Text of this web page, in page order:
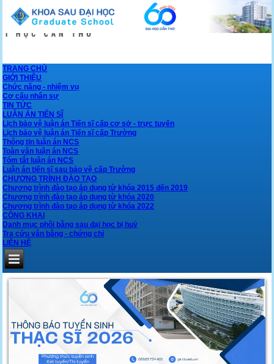
TRANG CHỦ
GIỚI THIỆU
Chức năng - nhiệm vụ
Cơ cấu nhân sự
TIN TỨC
LUẬN ÁN TIẾN SĨ
Lịch bảo vệ luận án Tiến sĩ cấp cơ sở - trực tuyến
Lịch bảo vệ luận án Tiến sĩ cấp Trường
Thông tin luận án NCS
Toàn văn luận án NCS
Tóm tắt luận án NCS
Luận án tiến sĩ sau bảo vệ cấp Trường
CHƯƠNG TRÌNH ĐÀO TẠO
Chương trình đào tạo áp dụng từ khóa 2015 đến 2019
Chương trình đào tạo áp dụng từ khóa 2020
Chương trình đào tạo áp dụng từ khóa 2022
CÔNG KHAI
Danh mục phôi bằng sau đại học bị huỷ
Tra cứu văn bằng - chứng chỉ
LIÊN HỆ